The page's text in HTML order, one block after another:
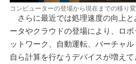
コンピューターの登場から現在までの移り
さらに最近では処理速度の向上と
ータやクラウドの登場により、ロ
ットワーク、自動運転、バーチャル
自ら計算を行なうデバイスが増え